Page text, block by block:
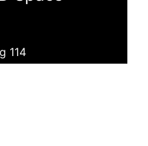
114